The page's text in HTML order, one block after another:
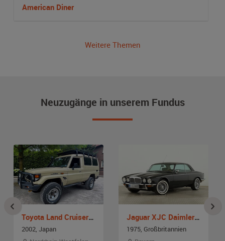
American Diner
Weitere Themen
Neuzugänge in unserem Fundus
Toyota Land Cruiser HZJ78
2002, Japan
Jaguar XJC Daimler Double Six Coupe
1975, Großbritannien